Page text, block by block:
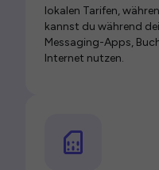
lokalen Tarifen,
kannst du während
Messaging-Apps,
Internet nutzen.